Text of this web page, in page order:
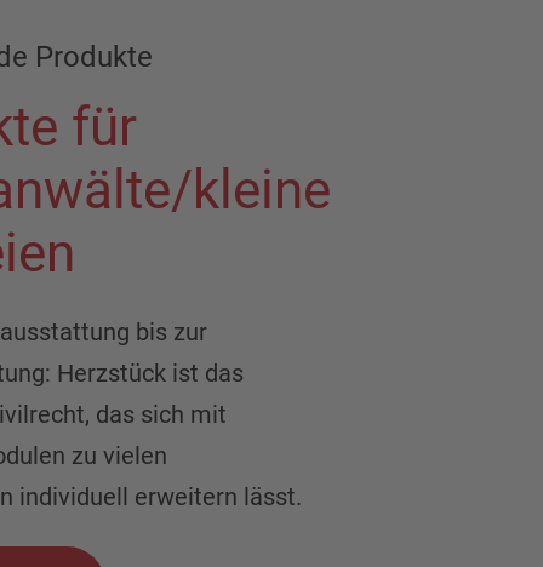
Produkte
für
kleine
bis zur
Herzstück ist das
das sich mit
zu vielen
individuell erweitern lässt.